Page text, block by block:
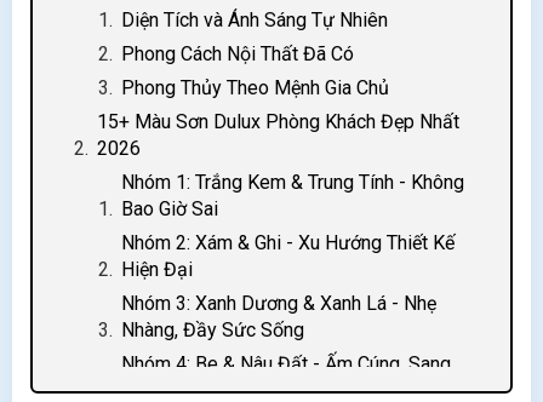
Diện Tích và Ánh Sáng Tự Nhiên
Phong Cách Nội Thất Đã Có
Phong Thủy Theo Mệnh Gia Chủ
15+ Màu Sơn Dulux Phòng Khách Đẹp Nhất
2026
Nhóm 1: Trắng Kem & Trung Tính - Không
Bao Giờ Sai
Nhóm 2: Xám & Ghi - Xu Hướng Thiết Kế
Hiện Đại
Nhóm 3: Xanh Dương & Xanh Lá - Nhẹ
Nhàng, Đầy Sức Sống
Nhóm 4: Be & Nâu Đất - Ấm Cúng, Sang
Trọng Lâu Bền